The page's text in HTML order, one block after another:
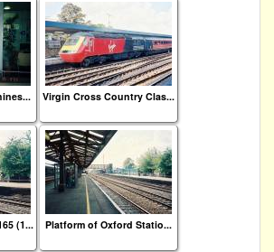
Virgin Cross Country Clas...
(1... Platform of Oxford Statio...